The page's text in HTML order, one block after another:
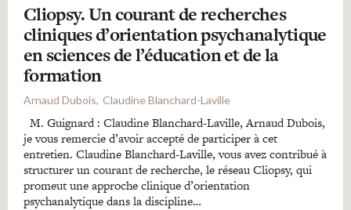
Cliopsy. Un courant de recherches
cliniques d’orientation psychanalytique
en sciences de l’éducation et de la
formation
Arnaud Dubois Claudine Blanchard-Laville
M. Guignard : Claudine Blanchard-Laville, Arnaud Dubois,
je vous remercie d’avoir accepté de participer à cet
entretien. Claudine Blanchard-Laville, vous avez contribué à
structurer un courant de recherche, le réseau Cliopsy, qui
promeut une approche clinique d’orientation
psychanalytique dans la discipline…